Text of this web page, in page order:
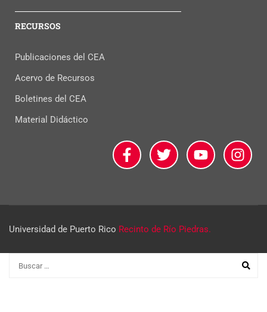
RECURSOS
Publicaciones del CEA
Acervo de Recursos
Boletines del CEA
Material Didáctico
Universidad de Puerto Rico Recinto de Río Piedras.